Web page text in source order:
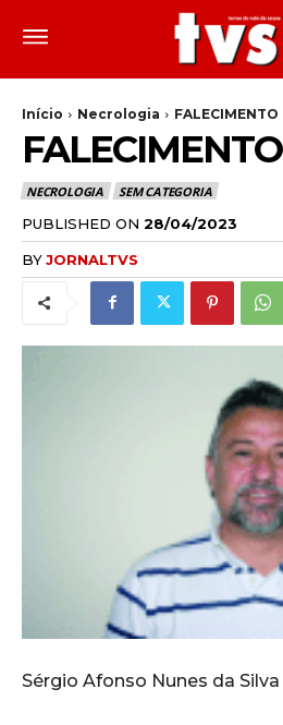
Início Necrologia FALECIMENTO
FALECIMENTO
NECROLOGIA SEM CATEGORIA
PUBLISHED ON 28/04/2023
BYJORNALTVS
Sérgio Afonso Nunes da Silva